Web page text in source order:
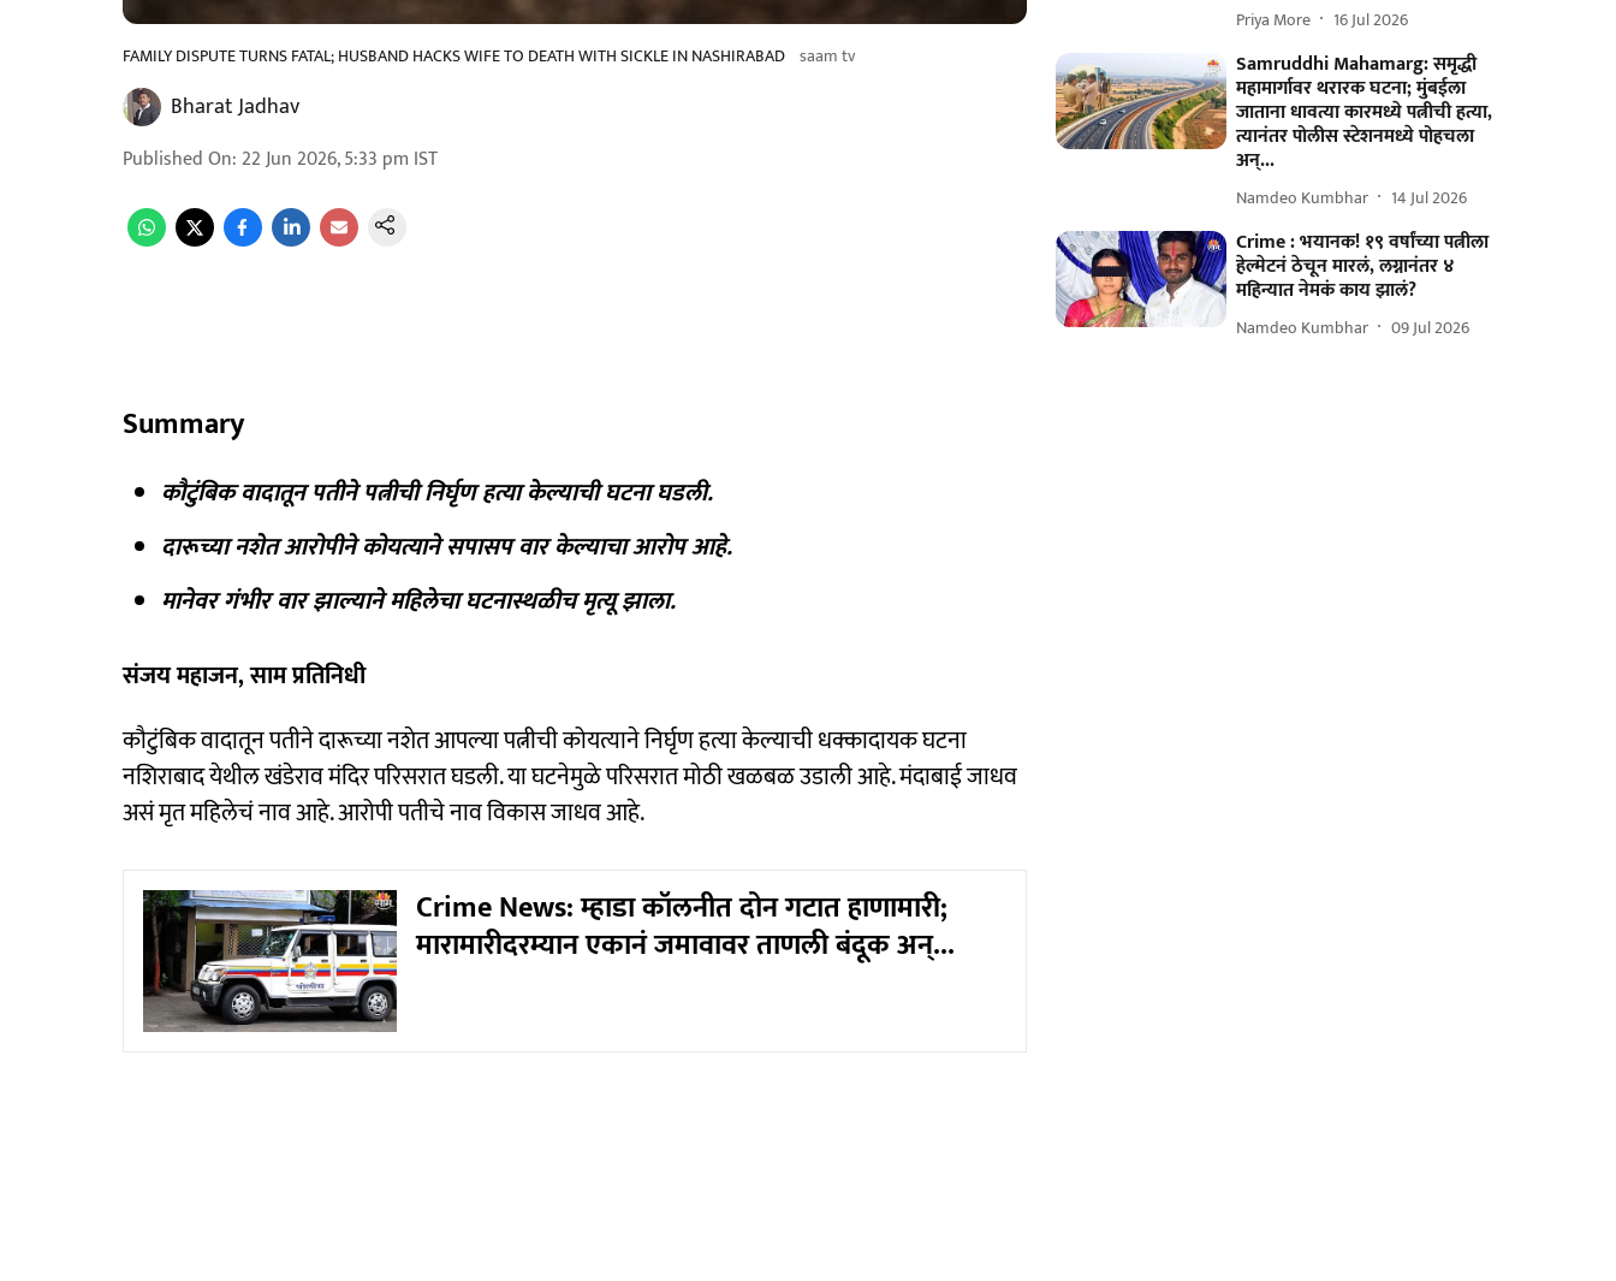
FAMILY DISPUTE TURNS FATAL; HUSBAND HACKS WIFE TO DEATH WITH SICKLE IN NASHIRABAD saam tv
Bharat Jadhav
Published On: 22 Jun 2026, 5:33 pm IST
Summary
कौटुंबिक वादातून पतीने पत्नीची निर्घृण हत्या केल्याची घटना घडली.
दारूच्या नशेत आरोपीने कोयत्याने सपासप वार केल्याचा आरोप आहे.
मानेवर गंभीर वार झाल्याने महिलेचा घटनास्थळीच मृत्यू झाला.
संजय महाजन, साम प्रतिनिधी
कौटुंबिक वादातून पतीने दारूच्या नशेत आपल्या पत्नीची कोयत्याने निर्घृण हत्या केल्याची धक्कादायक घटना
नशिराबाद येथील खंडेराव मंदिर परिसरात घडली. या घटनेमुळे परिसरात मोठी खळबळ उडाली आहे. मंदाबाई जाधव
असं मृत महिलेचं नाव आहे. आरोपी पतीचे नाव विकास जाधव आहे.
Crime News: म्हाडा कॉलनीत दोन गटात हाणामारी;
मारामारीदरम्यान एकानं जमावावर ताणली बंदूक अन्...
Priya More 16 Jul 2026
Samruddhi Mahamarg: समृद्धी
महामार्गावर थरारक घटना; मुंबईला
जाताना धावत्या कारमध्ये पत्नीची हत्या,
त्यानंतर पोलीस स्टेशनमध्ये पोहचला
अन्...
Namdeo Kumbhar 14 Jul 2026
Crime : भयानक! १९ वर्षांच्या पत्नीला
हेल्मेटनं ठेचून मारलं, लग्नानंतर ४
महिन्यात नेमकं काय झालं?
Namdeo Kumbhar 09 Jul 2026